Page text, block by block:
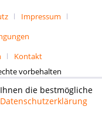
Impressum
Kontakt
vorbehalten
die bestmögliche